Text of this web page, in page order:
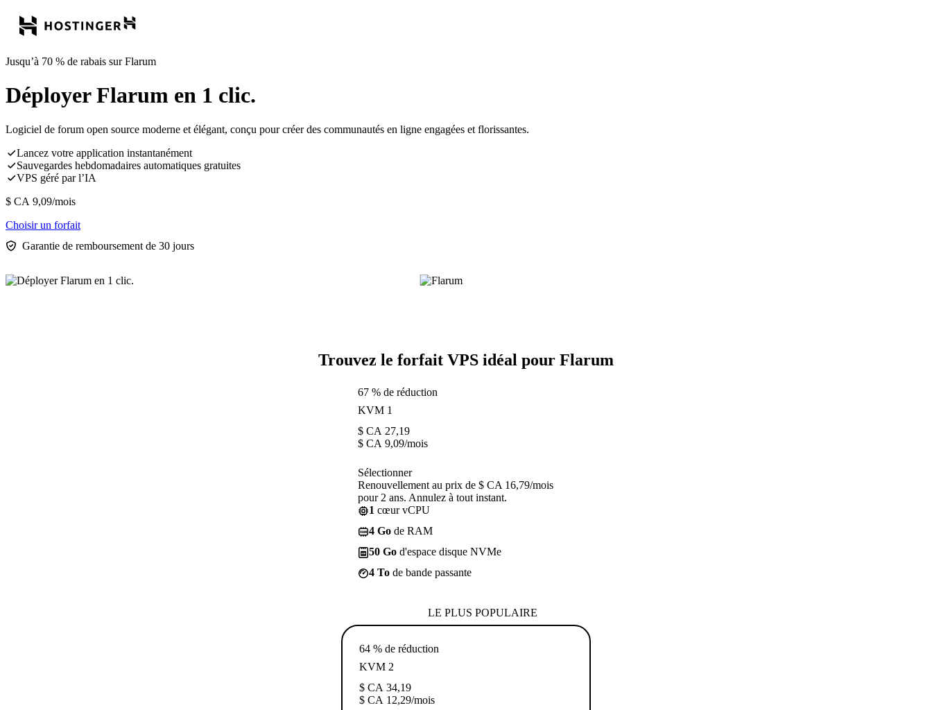
Jusqu’à 70 % de rabais sur Flarum
Déployer Flarum en 1 clic.
Logiciel de forum open source moderne et élégant, conçu pour créer des communautés en ligne engagées et florissantes.
Lancez votre application instantanément
Sauvegardes hebdomadaires automatiques gratuites
VPS géré par l’IA
$ CA 9,09/mois
Choisir un forfait
Garantie de remboursement de 30 jours
Trouvez le forfait VPS idéal pour Flarum
67 % de réduction
KVM 1
$ CA 27,19
$ CA 9,09/mois
Sélectionner
Renouvellement au prix de $ CA 16,79/mois
pour 2 ans. Annulez à tout instant.
1 cœur vCPU
4 Go de RAM
50 Go d'espace disque NVMe
4 To de bande passante
LE PLUS POPULAIRE
64 % de réduction
KVM 2
$ CA 34,19
$ CA 12,29/mois